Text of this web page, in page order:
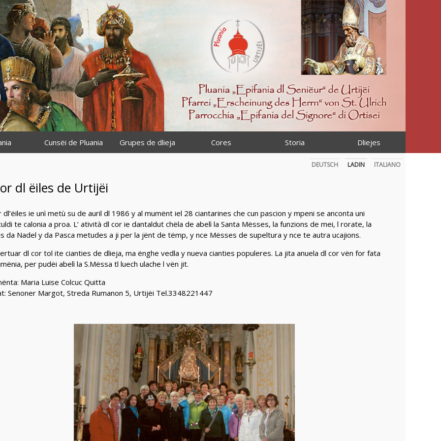
Cunsëi de Pluania Grupes de dlieja Cores Storia Dliejes
DEUTSCH LADIN ITALIANO
dl ëiles de Urtijëi
dl’ëiles ie unì metù su de auril dl 1986 y al mumënt iel 28 ciantarines che cun pascion y mpeni se anconta uni
te calonia a proa. L‘ atività dl cor ie dantaldut chëla de abelì la Santa Mësses, la funzions de mei, l rorate, la
da Nadel y da Pasca metudes a ji per la jënt de tëmp, y nce Mësses de supeltura y nce te autra ucajions.
dl cor tol ite cianties de dlieja, ma ënghe vedla y nueva cianties populeres. La jita anuela dl cor vën for fata
per pudëi abelì la S.Mëssa tl luech ulache l vën jit.
Maria Luise Colcuc Quitta
Senoner Margot, Streda Rumanon 5, Urtijëi Tel.3348221447